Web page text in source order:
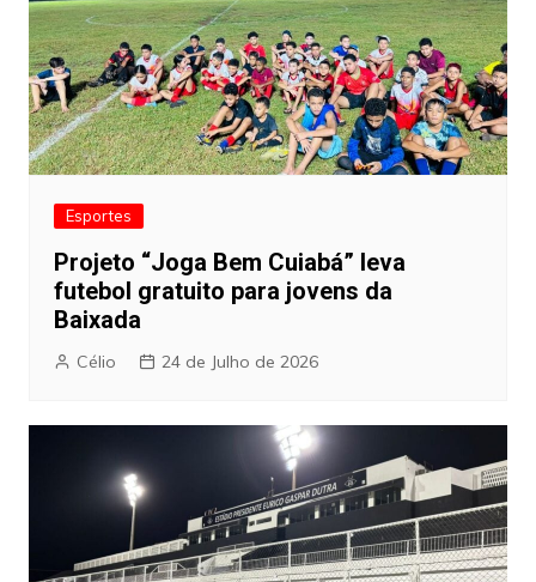
Esportes
Projeto “Joga Bem Cuiabá” leva
futebol gratuito para jovens da
Baixada
Célio 24 de Julho de 2026